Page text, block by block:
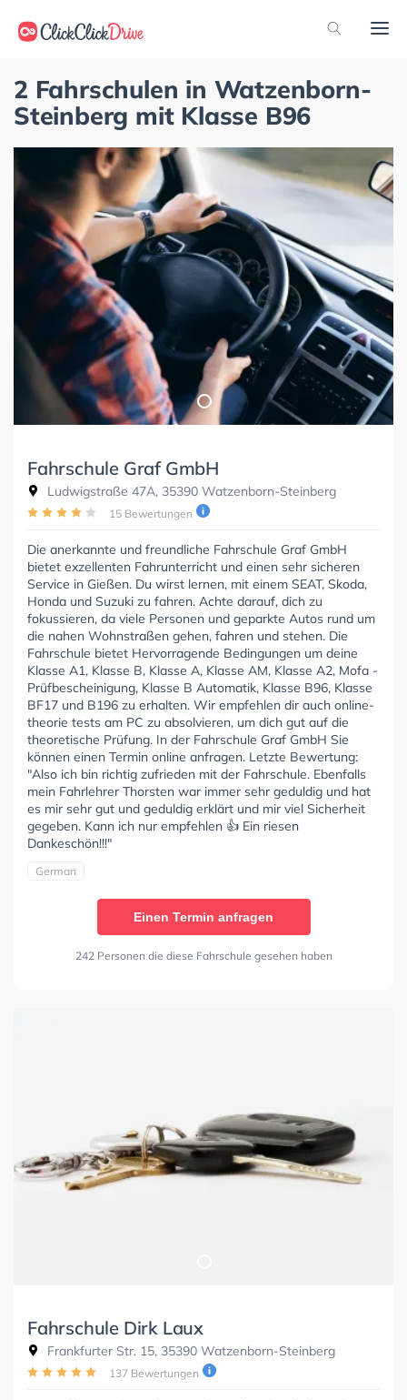
2 Fahrschulen in Watzenborn-
Steinberg mit Klasse B96
Fahrschule Graf GmbH
Ludwigstraße 47A, 35390 Watzenborn-Steinberg
15 Bewertungen
Die anerkannte und freundliche Fahrschule Graf GmbH
bietet exzellenten Fahrunterricht und einen sehr sicheren
Service in Gießen. Du wirst lernen, mit einem SEAT, Skoda,
Honda und Suzuki zu fahren. Achte darauf, dich zu
fokussieren, da viele Personen und geparkte Autos rund um
die nahen Wohnstraßen gehen, fahren und stehen. Die
Fahrschule bietet Hervorragende Bedingungen um deine
Klasse A1, Klasse B, Klasse A, Klasse AM, Klasse A2, Mofa -
Prüfbescheinigung, Klasse B Automatik, Klasse B96, Klasse
BF17 und B196 zu erhalten. Wir empfehlen dir auch online-
theorie tests am PC zu absolvieren, um dich gut auf die
theoretische Prüfung. In der Fahrschule Graf GmbH Sie
können einen Termin online anfragen. Letzte Bewertung:
"Also ich bin richtig zufrieden mit der Fahrschule. Ebenfalls
mein Fahrlehrer Thorsten war immer sehr geduldig und hat
es mir sehr gut und geduldig erklärt und mir viel Sicherheit
gegeben. Kann ich nur empfehlen 👍 Ein riesen
Dankeschön!!!"
German
Einen Termin anfragen
242 Personen die diese Fahrschule gesehen haben
Fahrschule Dirk Laux
Frankfurter Str. 15, 35390 Watzenborn-Steinberg
137 Bewertungen